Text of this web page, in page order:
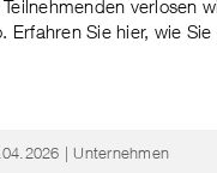
verlosen
Sie hier, wie
| Unternehmen